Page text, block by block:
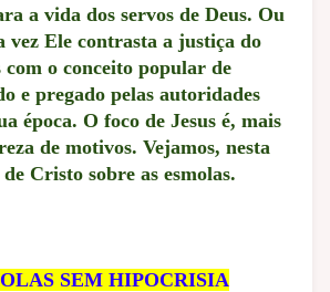
a vida dos servos de Deus. Ou
vez Ele contrasta a justiça do
com o conceito popular de
e pregado pelas autoridades
época. O foco de Jesus é, mais
de motivos. Vejamos, nesta
Cristo sobre as esmolas.
SEM HIPOCRISIA